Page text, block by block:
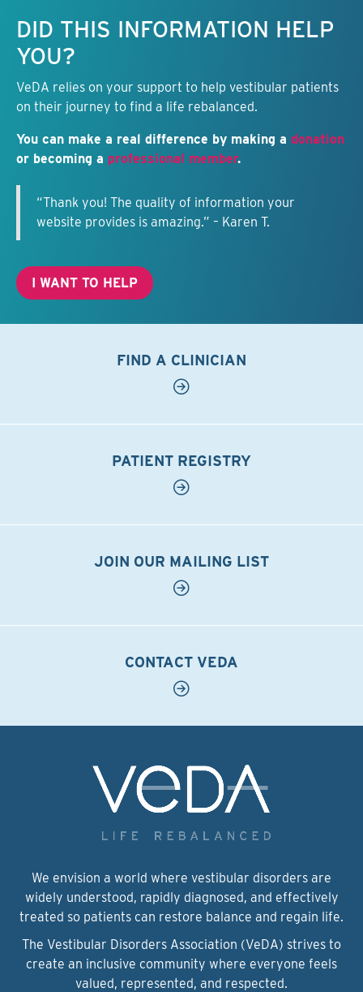
DID THIS INFORMATION HELP
YOU?
VeDA relies on your support to help vestibular patients
on their journey to find a life rebalanced.
You can make a real difference by making a donation
or becoming a professional member.
“Thank you! The quality of information your
website provides is amazing.” – Karen T.
I WANT TO HELP
FIND A CLINICIAN
PATIENT REGISTRY
JOIN OUR MAILING LIST
CONTACT VEDA
We envision a world where vestibular disorders are
widely understood, rapidly diagnosed, and effectively
treated so patients can restore balance and regain life.
The Vestibular Disorders Association (VeDA) strives to
create an inclusive community where everyone feels
valued, represented, and respected.